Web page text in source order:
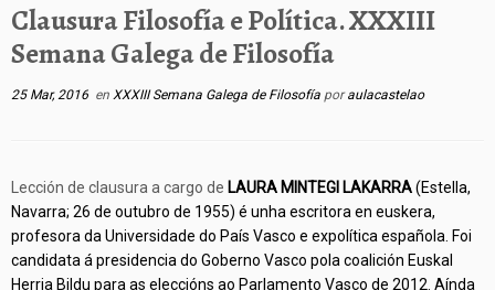
Clausura Filosofía e Política. XXXIII
Semana Galega de Filosofía
25 Mar, 2016 en XXXIII Semana Galega de Filosofía poraulacastelao
Lección de clausura a cargo de LAURA MINTEGI LAKARRA(Estella,
Navarra; 26 de outubro de 1955) é unha escritora en euskera,
profesora da Universidade do País Vasco e expolítica española. Foi
candidata á presidencia do Goberno Vasco pola coalición Euskal
Herria Bildu para as eleccións ao Parlamento Vasco de 2012. Aínda